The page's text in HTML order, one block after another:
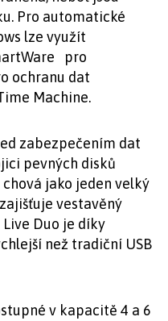
Pro automatické
lze využít
pro
ochranu dat
Machine.
zabezpečením dat
pevných disků
jako jeden velký
vestavěný
Duo je díky
než tradiční USB
v kapacitě 4 a 6